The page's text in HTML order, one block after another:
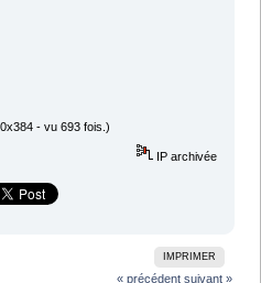
- vu 693 fois.)
IP archivée
IMPRIMER
« précédent suivant »